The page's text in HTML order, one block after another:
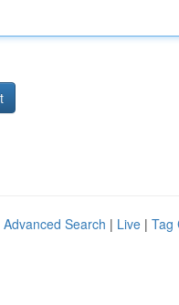
Advanced Search | Live | Tag